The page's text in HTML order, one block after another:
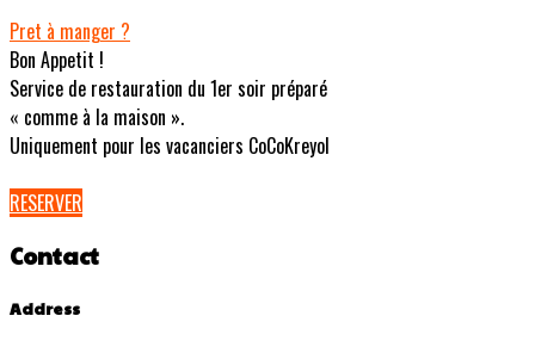
Pret à manger ?
Bon Appetit !
Service de restauration du 1er soir préparé
« comme à la maison ».
Uniquement pour les vacanciers CoCoKreyol
RESERVER
Contact
Address